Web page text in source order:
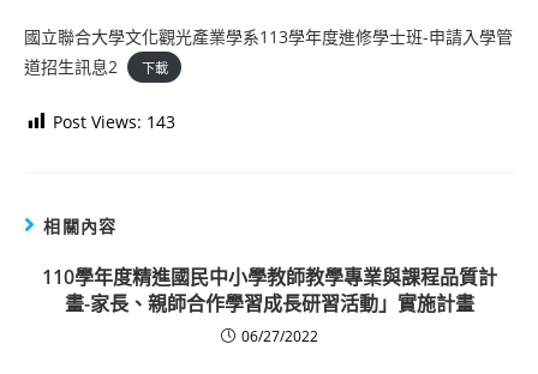
國立聯合大學文化觀光產業學系113學年度進修學士班-申請入學管
道招生訊息2
下載
Post Views: 143
相關內容
110學年度精進國民中小學教師教學專業與課程品質計
畫-家長、親師合作學習成長研習活動」實施計畫
06/27/2022